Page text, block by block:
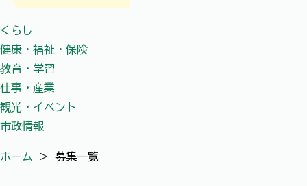
くらし
健康・福祉・保険
教育・学習
仕事・産業
観光・イベント
市政情報
ホーム ＞ 募集一覧